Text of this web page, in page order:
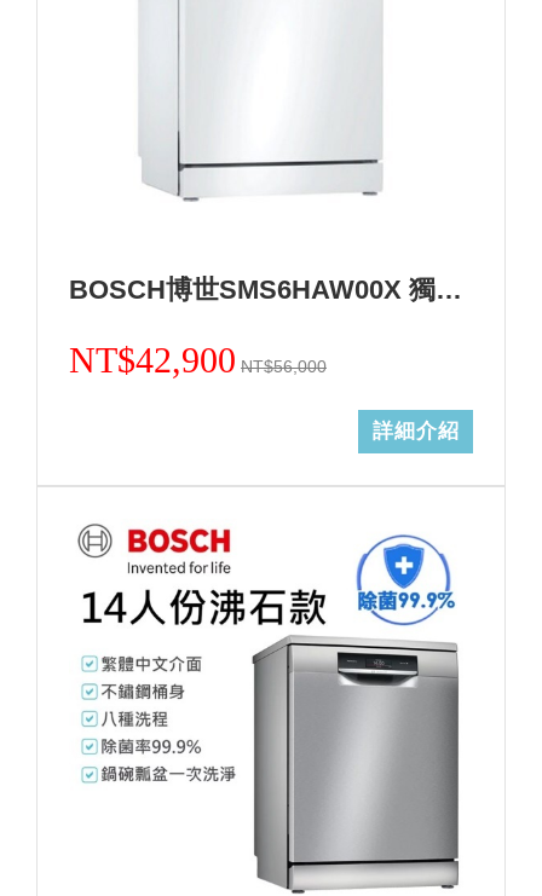
BOSCH博世SMS6HAW00X 獨立式洗碗機+基本安裝 (加Line ID:@ye888)
NT$42,900 NT$56,000
詳細介紹